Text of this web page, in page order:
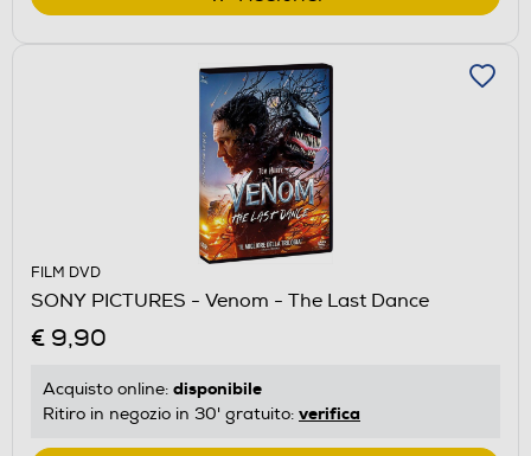
FILM DVD
SONY PICTURES - Venom - The Last Dance
€ 9,90
Acquisto online: disponibile
Ritiro in negozio in 30' gratuito: verifica